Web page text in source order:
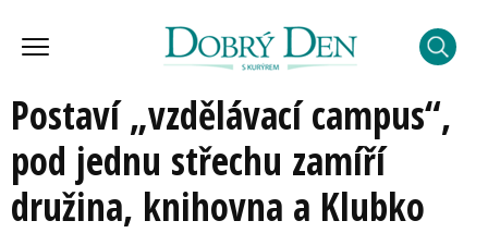
Postaví „vzdělávací campus“,
pod jednu střechu zamíří
družina, knihovna a Klubko